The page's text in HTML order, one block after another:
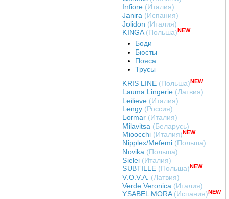
Infiore (Италия)
Janira (Испания)
Jolidon (Италия)
KINGA(Польша) NEW
Боди
Бюсты
Пояса
Трусы
KRIS LINE (Польша) NEW
Lauma Lingerie (Латвия)
Leilieve (Италия)
Lengy (Россия)
Lormar (Италия)
Milavitsa (Беларусь)
Mioocchi (Италия) NEW
Nipplex/Mefemi (Польша)
Novika (Польша)
Sielei (Италия)
SUBTILLE (Польша)NEW
V.O.V.A. (Латвия)
Verde Veronica (Италия)
YSABEL MORA(Испания) NEW